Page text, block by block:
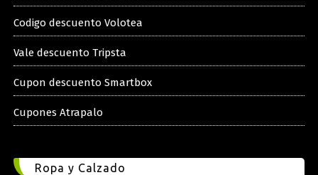
Codigo descuento Volotea
Vale descuento Tripsta
Cupon descuento Smartbox
Cupones Atrapalo
Ropa y Calzado